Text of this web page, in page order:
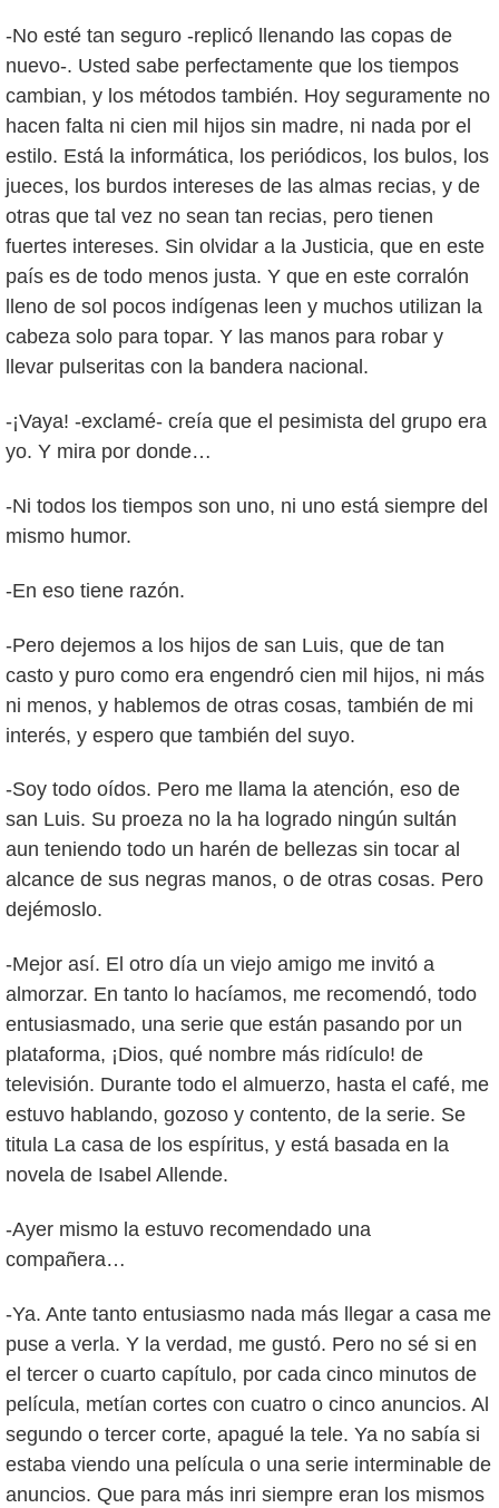
-No esté tan seguro -replicó llenando las copas de
nuevo-. Usted sabe perfectamente que los tiempos
cambian, y los métodos también. Hoy seguramente no
hacen falta ni cien mil hijos sin madre, ni nada por el
estilo. Está la informática, los periódicos, los bulos, los
jueces, los burdos intereses de las almas recias, y de
otras que tal vez no sean tan recias, pero tienen
fuertes intereses. Sin olvidar a la Justicia, que en este
país es de todo menos justa. Y que en este corralón
lleno de sol pocos indígenas leen y muchos utilizan la
cabeza solo para topar. Y las manos para robar y
llevar pulseritas con la bandera nacional.
-¡Vaya! -exclamé- creía que el pesimista del grupo era
yo. Y mira por donde…
-Ni todos los tiempos son uno, ni uno está siempre del
mismo humor.
-En eso tiene razón.
-Pero dejemos a los hijos de san Luis, que de tan
casto y puro como era engendró cien mil hijos, ni más
ni menos, y hablemos de otras cosas, también de mi
interés, y espero que también del suyo.
-Soy todo oídos. Pero me llama la atención, eso de
san Luis. Su proeza no la ha logrado ningún sultán
aun teniendo todo un harén de bellezas sin tocar al
alcance de sus negras manos, o de otras cosas. Pero
dejémoslo.
-Mejor así. El otro día un viejo amigo me invitó a
almorzar. En tanto lo hacíamos, me recomendó, todo
entusiasmado, una serie que están pasando por un
plataforma, ¡Dios, qué nombre más ridículo! de
televisión. Durante todo el almuerzo, hasta el café, me
estuvo hablando, gozoso y contento, de la serie. Se
titula La casa de los espíritus, y está basada en la
novela de Isabel Allende.
-Ayer mismo la estuvo recomendado una
compañera…
-Ya. Ante tanto entusiasmo nada más llegar a casa me
puse a verla. Y la verdad, me gustó. Pero no sé si en
el tercer o cuarto capítulo, por cada cinco minutos de
película, metían cortes con cuatro o cinco anuncios. Al
segundo o tercer corte, apagué la tele. Ya no sabía si
estaba viendo una película o una serie interminable de
anuncios. Que para más inri siempre eran los mismos